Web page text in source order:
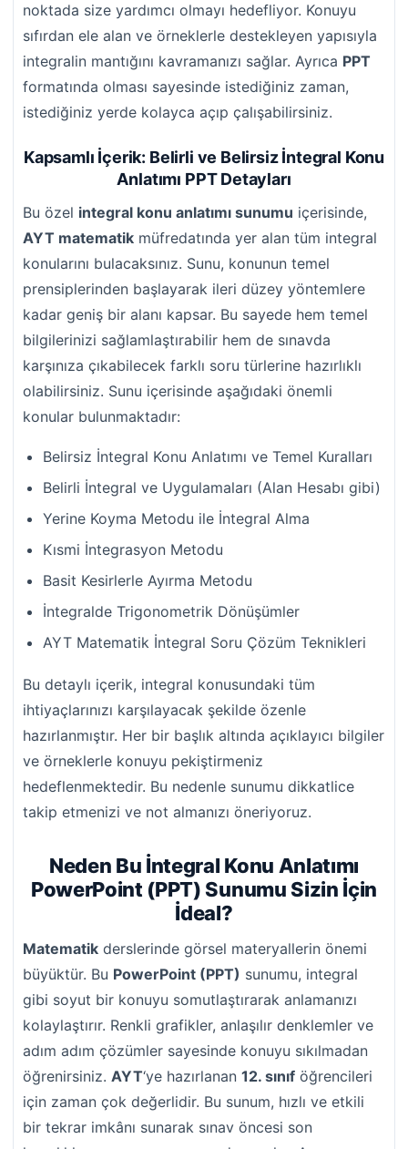
noktada size yardımcı olmayı hedefliyor. Konuyu
sıfırdan ele alan ve örneklerle destekleyen yapısıyla
integralin mantığını kavramanızı sağlar. Ayrıca PPT
formatında olması sayesinde istediğiniz zaman,
istediğiniz yerde kolayca açıp çalışabilirsiniz.
Kapsamlı İçerik: Belirli ve Belirsiz İntegral Konu
Anlatımı PPT Detayları
Bu özel integral konu anlatımı sunumu içerisinde,
AYT matematik müfredatında yer alan tüm integral
konularını bulacaksınız. Sunu, konunun temel
prensiplerinden başlayarak ileri düzey yöntemlere
kadar geniş bir alanı kapsar. Bu sayede hem temel
bilgilerinizi sağlamlaştırabilir hem de sınavda
karşınıza çıkabilecek farklı soru türlerine hazırlıklı
olabilirsiniz. Sunu içerisinde aşağıdaki önemli
konular bulunmaktadır:
Belirsiz İntegral Konu Anlatımı ve Temel Kuralları
Belirli İntegral ve Uygulamaları (Alan Hesabı gibi)
Yerine Koyma Metodu ile İntegral Alma
Kısmi İntegrasyon Metodu
Basit Kesirlerle Ayırma Metodu
İntegralde Trigonometrik Dönüşümler
AYT Matematik İntegral Soru Çözüm Teknikleri
Bu detaylı içerik, integral konusundaki tüm
ihtiyaçlarınızı karşılayacak şekilde özenle
hazırlanmıştır. Her bir başlık altında açıklayıcı bilgiler
ve örneklerle konuyu pekiştirmeniz
hedeflenmektedir. Bu nedenle sunumu dikkatlice
takip etmenizi ve not almanızı öneriyoruz.
Neden Bu İntegral Konu Anlatımı
PowerPoint (PPT) Sunumu Sizin İçin
İdeal?
Matematik derslerinde görsel materyallerin önemi
büyüktür. Bu PowerPoint (PPT) sunumu, integral
gibi soyut bir konuyu somutlaştırarak anlamanızı
kolaylaştırır. Renkli grafikler, anlaşılır denklemler ve
adım adım çözümler sayesinde konuyu sıkılmadan
öğrenirsiniz. AYT‘ye hazırlanan 12. sınıf öğrencileri
için zaman çok değerlidir. Bu sunum, hızlı ve etkili
bir tekrar imkânı sunarak sınav öncesi son